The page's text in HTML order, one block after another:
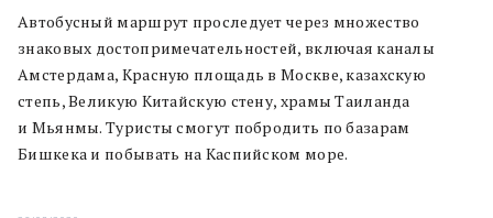
Автобусный маршрут проследует через множество
знаковых достопримечательностей, включая каналы
Амстердама, Красную площадь в Москве, казахскую
степь, Великую Китайскую стену, храмы Таиланда
и Мьянмы. Туристы смогут побродить по базарам
Бишкека и побывать на Каспийском море.